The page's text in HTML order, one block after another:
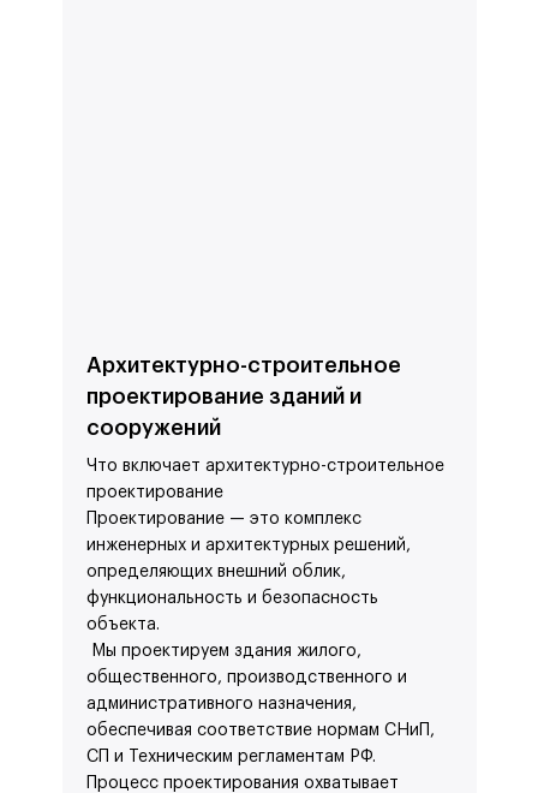
Архитектурно-строительное
проектирование зданий и
сооружений
Что включает архитектурно-строительное
проектирование
Проектирование — это комплекс
инженерных и архитектурных решений,
определяющих внешний облик,
функциональность и безопасность
объекта.
Мы проектируем здания жилого,
общественного, производственного и
административного назначения,
обеспечивая соответствие нормам СНиП,
СП и Техническим регламентам РФ.
Процесс проектирования охватывает